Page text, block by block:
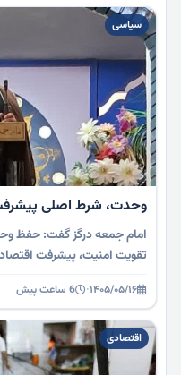
سیاسی
وحدت، شرط اصلی
امام جمعه درگز گفت: حفظ
تقویت امنیت، پیشرفت
۱۴۰۵/۰۵/۱۶· 6 ساعت پیش
اقتصادی